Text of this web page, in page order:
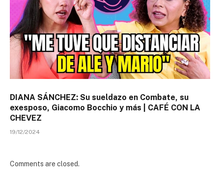
DIANA SÁNCHEZ: Su sueldazo en Combate, su
exesposo, Giacomo Bocchio y más | CAFÉ CON LA
CHEVEZ
19/12/2024
Comments are closed.